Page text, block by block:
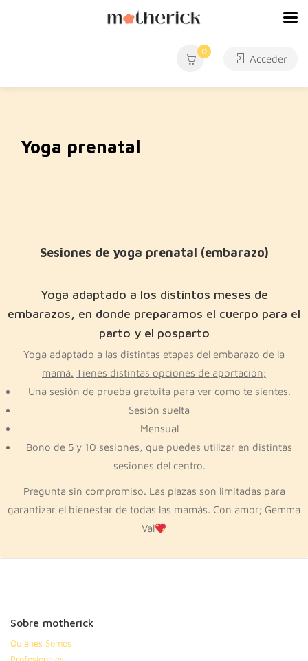
0
Acceder
Yoga prenatal
Sesiones de yoga prenatal (embarazo)
Yoga adaptado a los distintos meses de
embarazos, en donde preparamos el cuerpo para el
parto y el posparto
Yoga adaptado a las distintas etapas del embarazo de la
mamá. Tienes distintas opciones de aportación;
Una sesión de prueba gratuita para ver como te sientes.
Sesión suelta
Mensual
Bono de 5 y 10 sesiones, que puedes utilizar en distintas
sesiones del centro.
Pregunta sin compromiso. Las plazas son limitadas para
garantizar el bienestar de todas las mamás. Con amor; Gemma
Val
Sobre motherick
Quiénes Somos